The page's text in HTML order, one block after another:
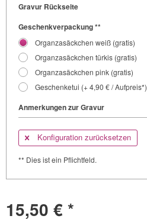
Gravur Rückseite
Geschenkverpackung **
Organzasäckchen weiß (gratis)
Organzasäckchen türkis (gratis)
Organzasäckchen pink (gratis)
Geschenketui (+ 4,90 € / Aufpreis*)
Anmerkungen zur Gravur
Konfiguration zurücksetzen
** Dies ist ein Pflichtfeld.
15,50 € *